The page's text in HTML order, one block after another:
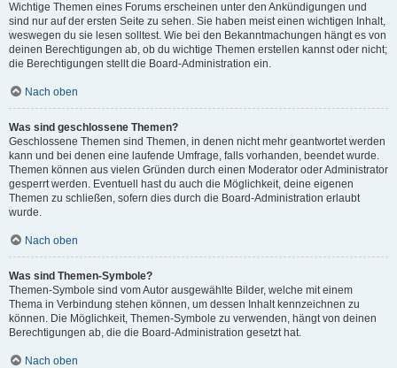
Wichtige Themen eines Forums erscheinen unter den Ankündigungen und
sind nur auf der ersten Seite zu sehen. Sie haben meist einen wichtigen Inhalt,
weswegen du sie lesen solltest. Wie bei den Bekanntmachungen hängt es von
deinen Berechtigungen ab, ob du wichtige Themen erstellen kannst oder nicht;
die Berechtigungen stellt die Board-Administration ein.
Nach oben
Was sind geschlossene Themen?
Geschlossene Themen sind Themen, in denen nicht mehr geantwortet werden
kann und bei denen eine laufende Umfrage, falls vorhanden, beendet wurde.
Themen können aus vielen Gründen durch einen Moderator oder Administrator
gesperrt werden. Eventuell hast du auch die Möglichkeit, deine eigenen
Themen zu schließen, sofern dies durch die Board-Administration erlaubt
wurde.
Nach oben
Was sind Themen-Symbole?
Themen-Symbole sind vom Autor ausgewählte Bilder, welche mit einem
Thema in Verbindung stehen können, um dessen Inhalt kennzeichnen zu
können. Die Möglichkeit, Themen-Symbole zu verwenden, hängt von deinen
Berechtigungen ab, die die Board-Administration gesetzt hat.
Nach oben